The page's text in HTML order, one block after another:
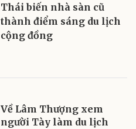
Thái biến nhà sàn cũ
thành điểm sáng du lịch
cộng đồng
Về Lâm Thượng xem
người Tày làm du lịch